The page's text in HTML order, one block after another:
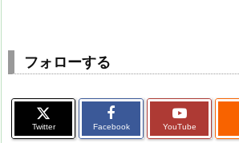
フォローする
Twitter Facebook YouTube